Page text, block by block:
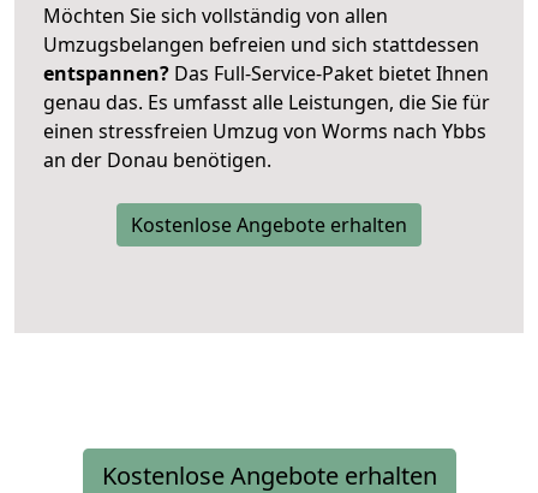
Möchten Sie sich vollständig von allen
Umzugsbelangen befreien und sich stattdessen
entspannen? Das Full-Service-Paket bietet Ihnen
genau das. Es umfasst alle Leistungen, die Sie für
einen stressfreien Umzug von Worms nach Ybbs
an der Donau benötigen.
Kostenlose Angebote erhalten
Kostenlose Angebote erhalten